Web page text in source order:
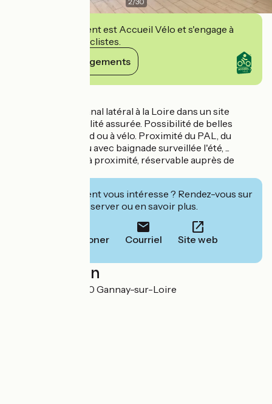
Cet établissement est Accueil Vélo et s'engage à
accueillir des cyclistes.
Voir ses engagements
Gîte en bord du canal latéral à la Loire dans un site
préservé. Tranquillité assurée. Possibilité de belles
promenades à pied ou à vélo. Proximité du PAL, du
Morvan, plan d'eau avec baignade surveillée l'été, ...
Terrain de tennis à proximité, réservable auprès de
Cet établissement vous intéresse ? Rendez-vous sur
leur site pour réserver ou en savoir plus.
Téléphoner Courriel Site web
Localisation
Les Tissiers 03230 Gannay-sur-Loire